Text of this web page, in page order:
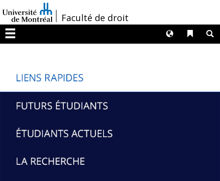
au
contenu
/Faculté de droit
Menu
Liens
Langues